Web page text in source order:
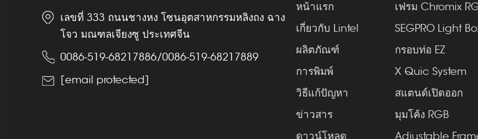
เลขที่ 333 ถนนชางหง โซนอุตสาหกรรมหลิงถง ฉาง
โจว มณฑลเจียงซู ประเทศจีน
0086-519-68217886/0086-519-68217889
[email protected]
หน้าแรก
เกี่ยวกับ Lintel
ผลิตภัณฑ์
การพิมพ์
วิธีแก้ปัญหา
ข่าวสาร
เฟรม Chromix
SEGPRO Light
กรอบท่อ EZ
X Quic System
สแตนด์เปิดออก
มุมโค้ง RGB